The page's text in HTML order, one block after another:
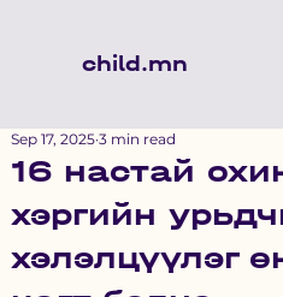
child.mn
16 настай
хэргийн
хэлэлцүүлэг
Sep 17, 2025 3 min read